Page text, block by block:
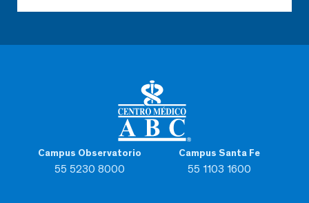
Campus Observatorio
55 5230 8000
Campus Santa Fe
55 1103 1600